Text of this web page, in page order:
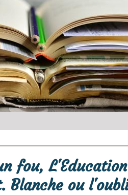
fou,
Blanche ou